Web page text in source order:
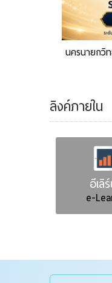
นครนายกวิท
ลิงค์ภายใน
อีเลิร์นนิ่ง
e-Learning